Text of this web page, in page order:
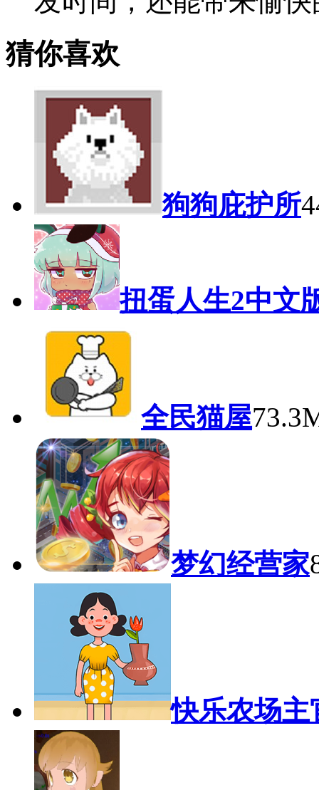
猜你喜欢
狗狗庇护所
扭蛋人生2中文
全民猫屋
梦幻经营家
快乐农场主